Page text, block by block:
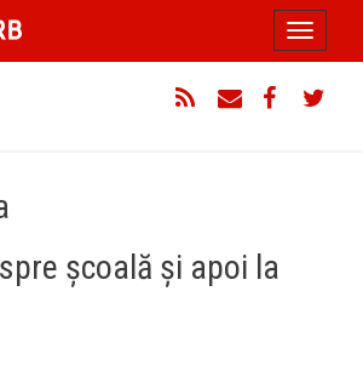
Toggle
școală și apoi la